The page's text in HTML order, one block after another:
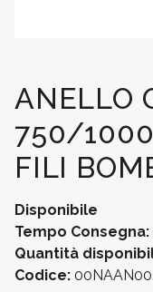
ANELLO
750/
FILI
Disponibile
Tempo Consegna:
Quantità
Codice: